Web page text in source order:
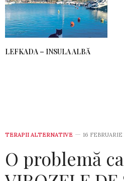
LEFKADA – INSULA ALBĂ
TERAPII ALTERNATIVE 16 FEBRUARIE
O problemă